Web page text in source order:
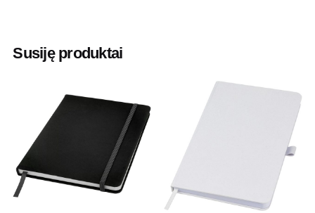
16 cm
Medžiaga Perdirbtas popierius
Gramatūra / Talpa 50 lapelių
Susiję produktai